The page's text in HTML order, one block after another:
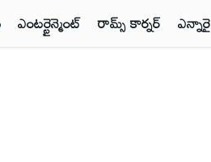
ఎంటర్టైన్మెంట్ రామ్స్ కార్నర్ ఎన్నారై